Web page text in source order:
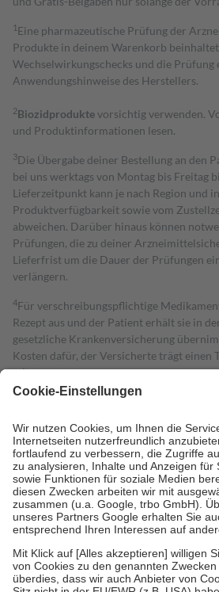
1 Eine pharmazeutische Prüfung der
Produkte in deinem Warenkorb
Wechselwirkungschecks und die Prüfung
Anwendungshinweise des Herstellers.
2Biozidproduktevorsichtig verwenden.
und Produktinformationen lesen.
3Die Übergabe deiner Bestellung an den
bei uns werktags von Montag bis Freitag
Lieferzeitpunkt kann je nach Region und
Produktverfügbarkeit sowie vom
abweichen. Darüber hinaus können
Prüfungen, die zu deiner
Lieferfrist um die Dauer der Prüfungen
verlängern.
4Für verschreibungspflichtige
Rezept aus und der Patient erhält sie in
gesetzliche Krankenversicherung
Kosten dafür, der Versicherte trägt einen
mit.
Grundsätzlich leisten Mitglieder
höchstens zehn Euro.
Es sind jedoch nie
Kosten der Leistung zu entrichten.
Diese Regeln gelten grundsätzlich auch
Bei Heilmitteln und häuslicher
Zuzahlung zehn Prozent der Kosten
Verordnung.
Um das Engagement der Versicherten für
stärken und die besondere Stellung der
fallenkeine Zuzahlungenan bei:
• Kindern und Jugendlichen bis zum
mit Ausnahme der Fahrkosten